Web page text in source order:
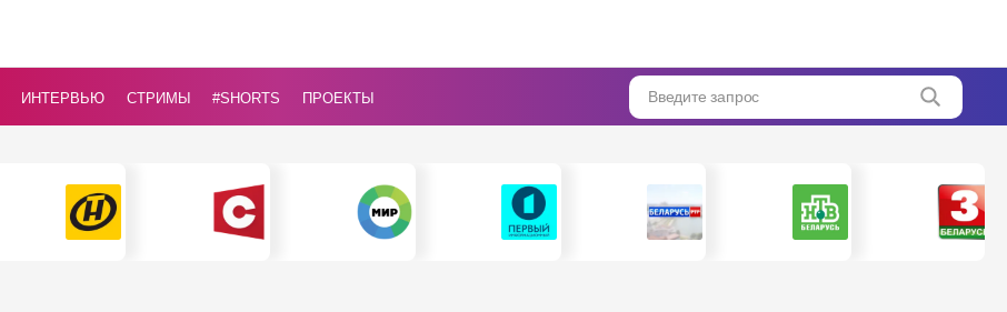
ИНТЕРВЬЮ СТРИМЫ #Shorts ПРОЕКТЫ Введите запрос